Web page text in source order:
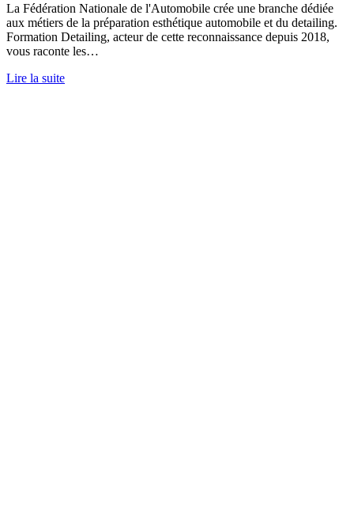
La Fédération Nationale de l'Automobile crée une branche dédiée
aux métiers de la préparation esthétique automobile et du detailing.
Formation Detailing, acteur de cette reconnaissance depuis 2018,
vous raconte les…
Lire la suite